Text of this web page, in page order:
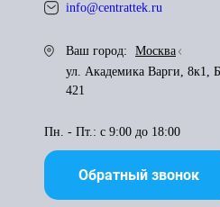
info@centrattek.ru
Ваш город:
Москва
ул. Академика Варги, 8к1,
421
Пн. - Пт.: с 9:00 до 18:00
Обратный звонок